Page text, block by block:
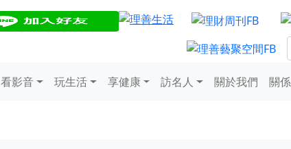
看影音 玩生活 享健康 訪名人 關於我們 關